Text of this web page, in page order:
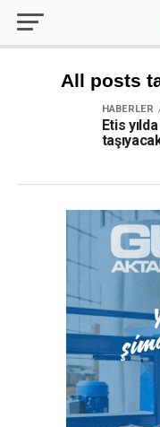
All posts
HABERLER
Etis